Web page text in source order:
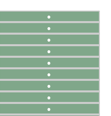
●
●
●
●
●
●
●
●
●